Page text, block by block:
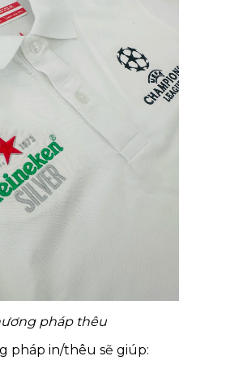
pháp thêu
pháp in/thêu sẽ giúp: